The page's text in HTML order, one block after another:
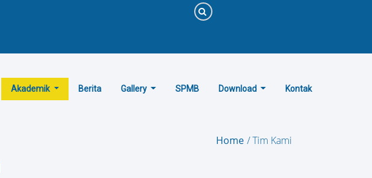
Akademik Berita Gallery SPMB Download Kontak
Home Tim Kami